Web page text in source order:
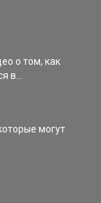
о том, как
в...
могут